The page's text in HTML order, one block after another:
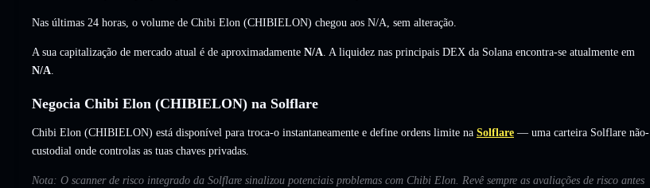
Nas últimas 24 horas, o volume de Chibi Elon (CHIBIELON) chegou aos N/A sem alteração
A sua capitalização de mercado atual é de aproximadamente N/A . A liquidez nas principais DEX da Solana encontra-se atualmente em
N/A
Negocia Chibi Elon (CHIBIELON) na Solflare
Chibi Elon (CHIBIELON) está disponível para troca-o instantaneamente e define ordens limite na Solflare — uma carteira Solflare não-
custodial onde controlas as tuas chaves privadas.
Nota: O scanner de risco integrado da Solflare sinalizou potenciais problemas com Chibi Elon. Revê sempre as avaliações de risco antes